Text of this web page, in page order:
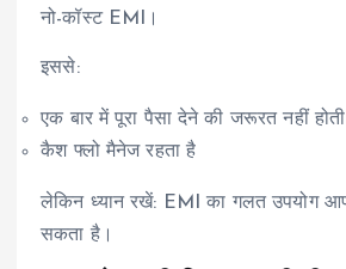
नो-कॉस्ट EMI।
इससे:
एक बार में पूरा पैसा देने की जरूरत नहीं होती
कैश फ्लो मैनेज रहता है
लेकिन ध्यान रखें: EMI का गलत उपयोग
सकता है।